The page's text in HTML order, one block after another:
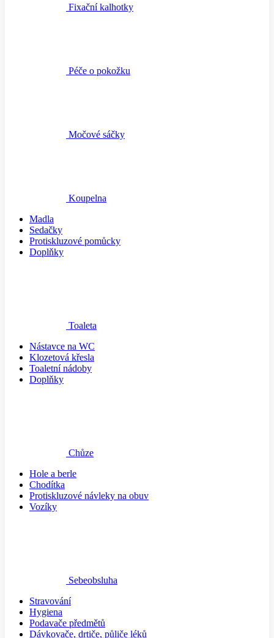
Fixační kalhotky
Péče o pokožku
Močové sáčky
Koupelna
Madla
Sedačky
Protiskluzové pomůcky
Doplňky
Toaleta
Nástavce na WC
Klozetová křesla
Toaletní nádoby
Doplňky
Chůze
Hole a berle
Chodítka
Protiskluzové návleky na obuv
Vozíky
Sebeobsluha
Stravování
Hygiena
Podavače předmětů
Dávkovače, drtiče, půliče léků